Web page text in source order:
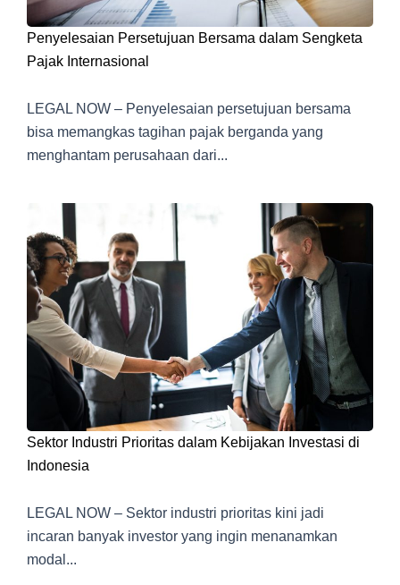
Penyelesaian Persetujuan Bersama dalam Sengketa
Pajak Internasional
LEGAL NOW – Penyelesaian persetujuan bersama
bisa memangkas tagihan pajak berganda yang
menghantam perusahaan dari...
Sektor Industri Prioritas dalam Kebijakan Investasi di
Indonesia
LEGAL NOW – Sektor industri prioritas kini jadi
incaran banyak investor yang ingin menanamkan
modal...